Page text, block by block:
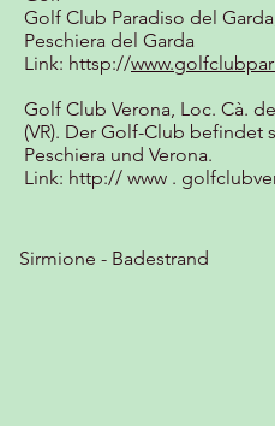
Golf Club Paradiso del
Peschiera del Garda
Link: httsp://
Golf Club Verona, Loc. Cà.
(VR). Der Golf-Club befindet
Peschiera und Verona.
Link: http:// www .
Sirmione - Badestrand